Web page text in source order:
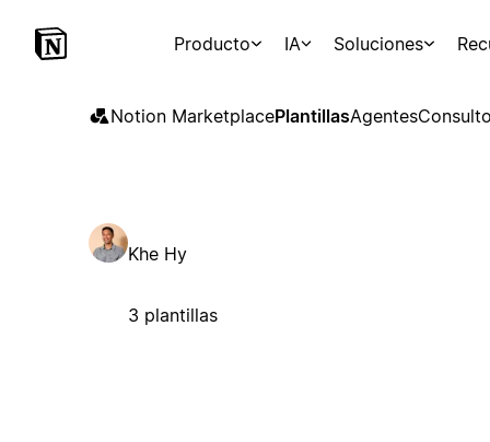
Producto IA Soluciones
Notion MarketplacePlantillasAgentes
Khe Hy
3 plantillas